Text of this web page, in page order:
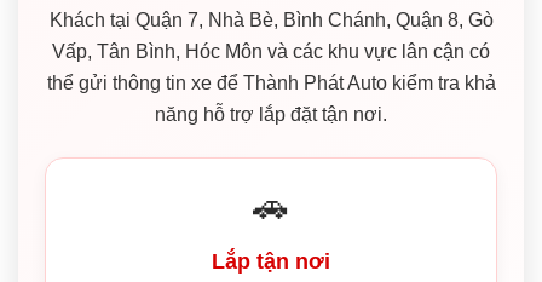
Khách tại Quận 7, Nhà Bè, Bình Chánh, Quận 8, Gò
Vấp, Tân Bình, Hóc Môn và các khu vực lân cận có
thể gửi thông tin xe để Thành Phát Auto kiểm tra khả
năng hỗ trợ lắp đặt tận nơi.
🚗
Lắp tận nơi